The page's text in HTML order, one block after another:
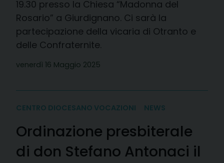
19.30 presso la Chiesa “Madonna del
Rosario” a Giurdignano. Ci sarà la
partecipazione della vicaria di Otranto e
delle Confraternite.
venerdì 16 Maggio 2025
CENTRO DIOCESANO VOCAZIONI NEWS
Ordinazione presbiterale
di don Stefano Antonaci il